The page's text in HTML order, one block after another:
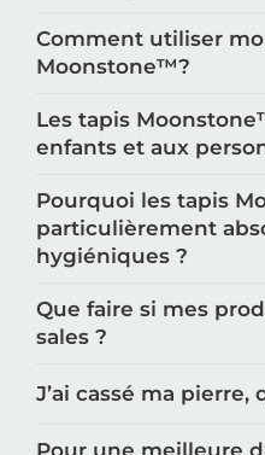
Comment utiliser
Moonstone™️?
Les tapis
enfants et aux
Pourquoi les tapis
particulièrement
hygiéniques ?
Que faire si mes
sales ?
J’ai cassé ma pierre,